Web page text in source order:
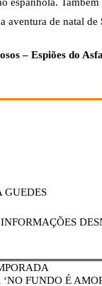
aventura de natal de
– Espiões do
GUEDES
FUNDO É